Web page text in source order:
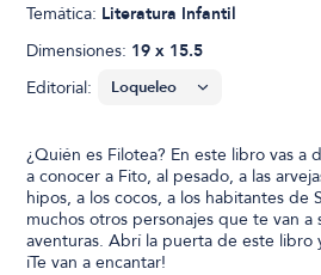
Temática: Literatura Infantil
Dimensiones: 19 x 15.5
Editorial:
¿Quién es Filotea? En este libro vas a
a conocer a Fito, al pesado, a las
hipos, a los cocos, a los habitantes de
muchos otros personajes que te van a
aventuras. Abrí la puerta de este libro
íTe van a encantar!